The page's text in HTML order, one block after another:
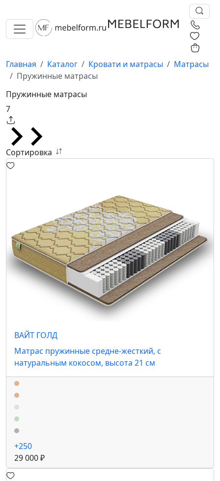
Главная Каталог Кровати и матрасы
Матрасы
Пружинные матрасы
Пружинные матрасы
7
Сортировка
ВАЙТ ГОЛД
Матрас пружинные средне-жесткий, с
натуральным кокосом, высота 21 см
+250
29 000 ₽